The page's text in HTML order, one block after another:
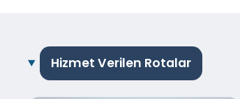
Hizmet Verilen Rotalar